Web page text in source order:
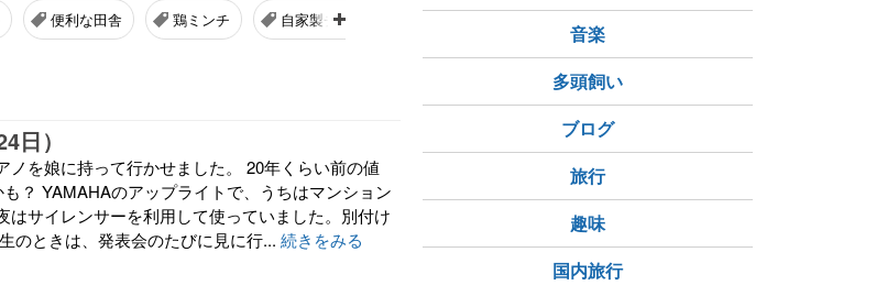
便利な田舎 鶏ミンチ 自家製チキンナゲット ダイエット
日）
ノを娘に持って行かせました。 20年くらい前の値
？ YAMAHAのアップライトで、うちはマンション
はサイレンサーを利用して使っていました。別付け
のときは、発表会のたびに見に行... 続きをみる
音楽
多頭飼い
ブログ
旅行
趣味
国内旅行